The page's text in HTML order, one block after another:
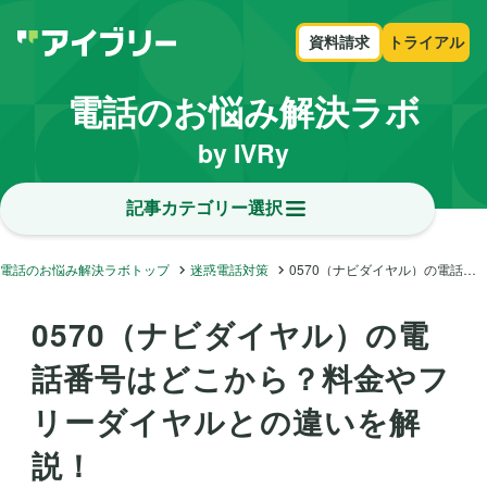
資料請求 トライアル
電話のお悩み解決ラボ
by IVRy
記事カテゴリー選択
電話のお悩み解決ラボトップ 迷惑電話対策 0570（ナビダイヤル）の電話番号はどこから？料金やフリーダイヤルとの違いを解説！
0570（ナビダイヤル）の電
話番号はどこから？料金やフ
リーダイヤルとの違いを解
説！